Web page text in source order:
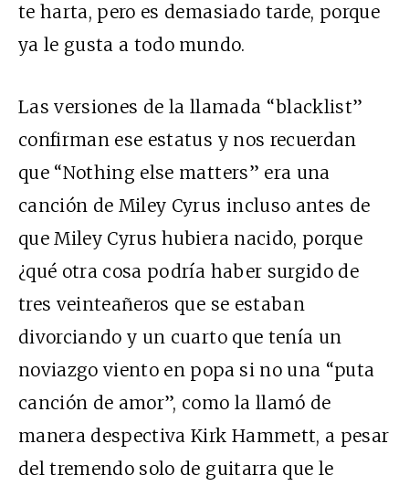
te harta, pero es demasiado tarde, porque
ya le gusta a todo mundo.
Las versiones de la llamada “blacklist”
confirman ese estatus y nos recuerdan
que “Nothing else matters” era una
canción de Miley Cyrus incluso antes de
que Miley Cyrus hubiera nacido, porque
¿qué otra cosa podría haber surgido de
tres veinteañeros que se estaban
divorciando y un cuarto que tenía un
noviazgo viento en popa si no una “puta
canción de amor”, como la llamó de
manera despectiva Kirk Hammett, a pesar
del tremendo solo de guitarra que le